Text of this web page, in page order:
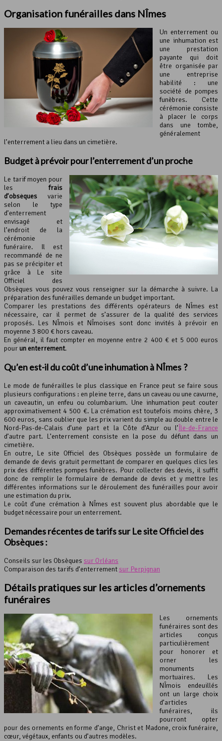
Organisation funérailles dans NÎmes
Un enterrement ou
une inhumation est
une prestation
payante qui doit
être organisée par
une entreprise
habilité : une
société de pompes
funèbres. Cette
cérémonie consiste
à placer le corps
dans une tombe,
généralement
l’enterrement a lieu dans un cimetière.
Budget à prévoir pour l’enterrement d’un proche
Le tarif moyen pour
lesfrais
d’obsèques varie
selon le type
d’enterrement
envisagé et
l’endroit de la
cérémonie
funéraire. Il est
recommandé de ne
pas se précipiter et
grâce à Le site
Officiel des
Obsèques vous pouvez vous renseigner sur la démarche à suivre. La
préparation des funérailles demande un budget important.
Comparer les prestations des différents opérateurs de NÎmes est
nécessaire, car il permet de s’assurer de la qualité des services
proposés. Les NÎmois et NÎmoises sont donc invités à prévoir en
moyenne 3 800 € hors caveau.
En général, il faut compter en moyenne entre 2 400 € et 5 000 euros
pourun enterrement.
Qu’en est-il du coût d’une inhumation à NÎmes ?
Le mode de funérailles le plus classique en France peut se faire sous
plusieurs configurations : en pleine terre, dans un caveau ou une cavurne,
un caveautin, un enfeu ou columbarium. Une inhumation peut couter
approximativement 4 500 €. La crémation est toutefois moins chère, 3
600 euros, sans oublier que les prix varient du simple au double entre le
Nord-Pas-de-Calais d’une part et la Côte d’Azur ou l’Île-de-France
d’autre part. L’enterrement consiste en la pose du défunt dans un
cimetière.
En outre, Le site Officiel des Obsèques possède un formulaire de
demande de devis gratuit permettant de comparer en quelques clics les
prix des différentes pompes funèbres. Pour collecter des devis, il suffit
donc de remplir le formulaire de demande de devis et y mettre les
différentes informations sur le déroulement des funérailles pour avoir
une estimation du prix.
Le coût d’une crémation à NÎmes est souvent plus abordable que le
budget nécessaire pour un enterrement.
Demandes récentes de tarifs sur Le site Officiel des
Obsèques :
Conseils sur les Obsèques sur Orléans
Comparaison des tarifs d’enterrement sur Perpignan
Détails pratiques sur les articles d’ornements
funéraires
Les ornements
funéraires sont des
articles conçus
particulièrement
pour honorer et
orner les
monuments
mortuaires. Les
NÎmois endeuillés
ont un large choix
d’articles
funéraires, ils
pourront opter
pour des ornements en forme d’ange, Christ et Madone, croix funéraire,
cœur, végétaux, enfants ou d’autres modèles.